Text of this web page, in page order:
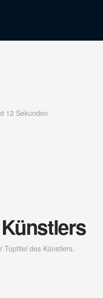
12 Sekunden
Toptitel des Künstlers.